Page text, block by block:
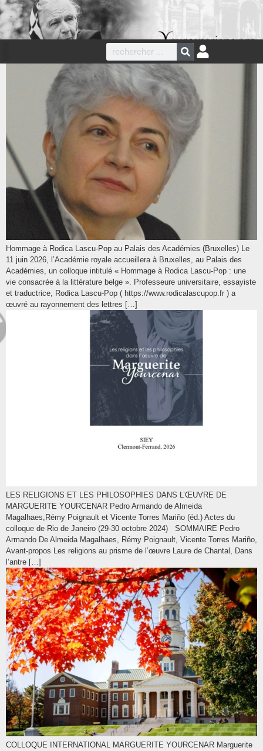
Hommage à Rodica Lascu-Pop au Palais des Académies (Bruxelles) Le
11 juin 2026, l’Académie royale accueillera à Bruxelles, au Palais des
Académies, un colloque intitulé « Hommage à Rodica Lascu-Pop : une
vie consacrée à la littérature belge ». Professeure universitaire, essayiste
et traductrice, Rodica Lascu-Pop ( https://www.rodicalascupop.fr ) a
œuvré au rayonnement des lettres […]
LES RELIGIONS ET LES PHILOSOPHIES DANS L’ŒUVRE DE
MARGUERITE YOURCENAR Pedro Armando de Almeida
Magalhaes,Rémy Poignault et Vicente Torres Mariño (éd.) Actes du
colloque de Rio de Janeiro (29-30 octobre 2024) SOMMAIRE Pedro
Armando De Almeida Magalhaes, Rémy Poignault, Vicente Torres Mariño,
Avant-propos Les religions au prisme de l’œuvre Laure de Chantal, Dans
l’antre […]
COLLOQUE INTERNATIONAL MARGUERITE YOURCENAR Marguerite